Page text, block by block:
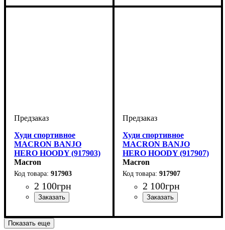
Худи спортивное
MACRON BANJO
HERO HOODY (917903)
Macron
917903
2 100грн
Худи спортивное
MACRON BANJO
HERO HOODY (917907)
Macron
917907
2 100грн
Показать еще